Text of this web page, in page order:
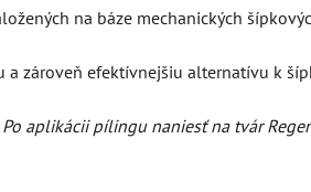
na báze mechanických
zároveň efektívnejšiu alternatívu k
aplikácii pílingu naniesť na tvár